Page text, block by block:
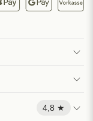
4,8 ★